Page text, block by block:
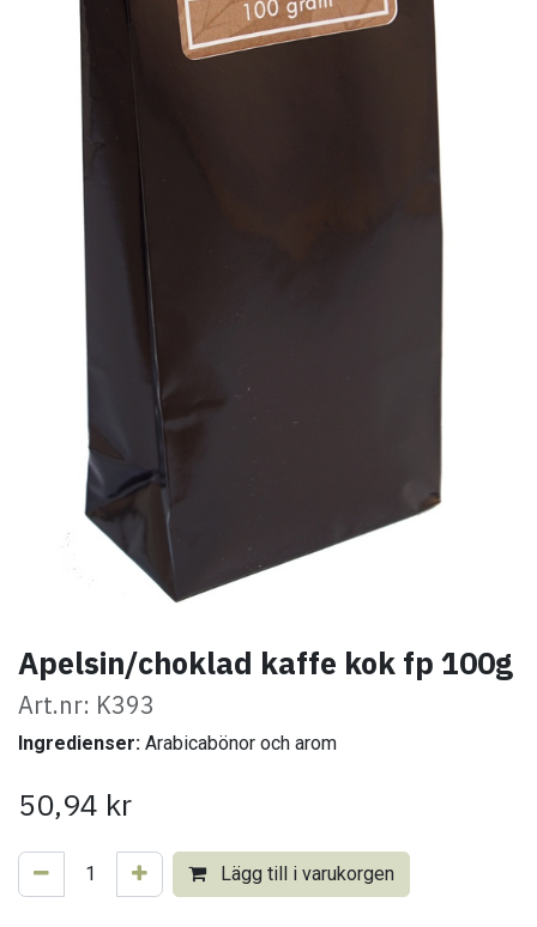
Apelsin/choklad kaffe kok fp 100g
Art.nr: K393
Ingredienser: Arabicabönor och arom
50,94 kr
Lägg till i varukorgen